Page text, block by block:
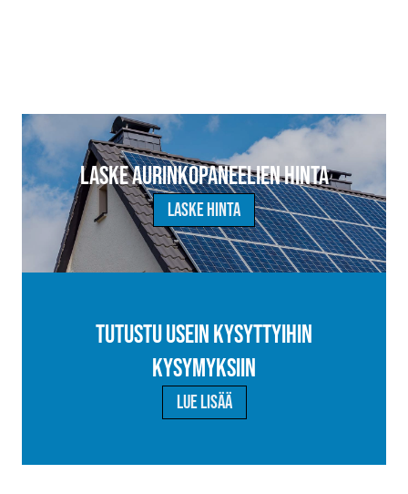
Laske aurinkopaneelien hinta
Laske hinta
Tutustu usein kysyttyihin
kysymyksiin
Lue lisää